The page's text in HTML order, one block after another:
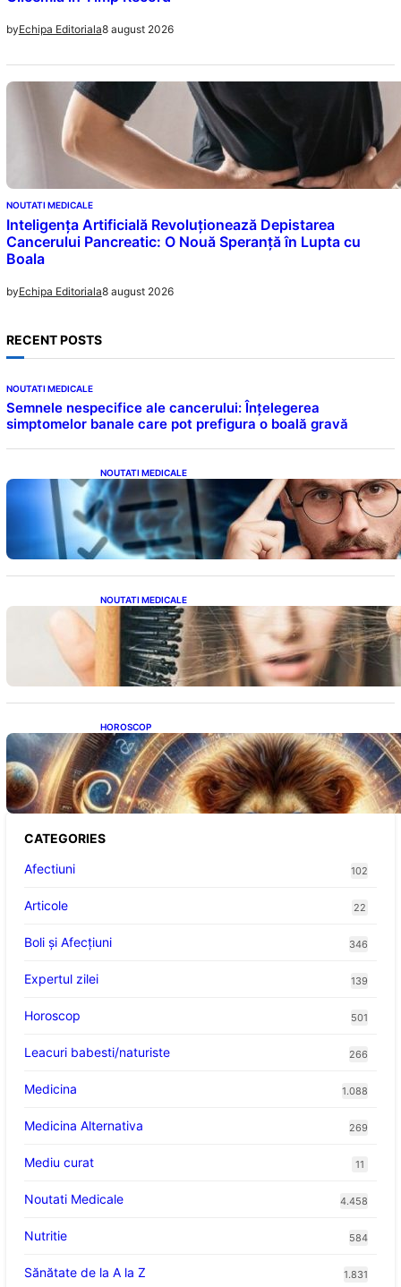
byEchipa Editoriala8 august 2026
NOUTATI MEDICALE
Inteligența Artificială Revoluționează Depistarea
Cancerului Pancreatic: O Nouă Speranță în Lupta cu
Boala
byEchipa Editoriala8 august 2026
RECENT POSTS
NOUTATI MEDICALE
Semnele nespecifice ale cancerului: Înțelegerea
simptomelor banale care pot prefigura o boală gravă
NOUTATI MEDICALE
Inteligența dincolo de note: Semnele unui IQ
ridicat care nu țin de școală
NOUTATI MEDICALE
Semnele unei deficiențe de proteine:
Impactul asupra sănătății tale
HOROSCOP
Portalul Leului 8/8: Oportunități de
Abundență pentru Cinci Zodii în 2026
CATEGORIES
Afectiuni
102
Articole 22
Boli și Afecțiuni 346
Expertul zilei 139
Horoscop 501
Leacuri babesti/naturiste 266
Medicina 1.088
Medicina Alternativa 269
Mediu curat 11
Noutati Medicale 4.458
Nutritie 584
Sănătate de la A la Z 1.831